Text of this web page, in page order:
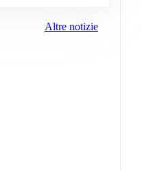
Altre notizie